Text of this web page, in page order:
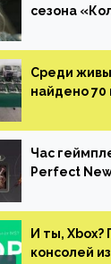
сезона
Среди
найдено 70
китайской
Час
Perfect
И ты, Xbox?
консолей